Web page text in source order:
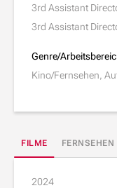
3rd Assistant
3rd Assistant
Genre/
Kino/Fernsehen,
FILME FERNSEHEN
2024